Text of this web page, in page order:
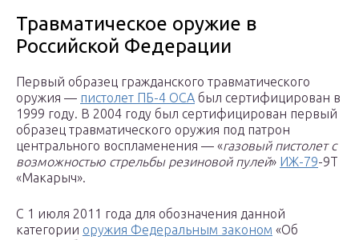
Травматическое оружие в
Российской Федерации
Первый образец гражданского травматического
оружия — пистолет ПБ-4 ОСА был сертифицирован в
1999 году. В 2004 году был сертифицирован первый
образец травматического оружия под патрон
центрального воспламенения — «газовый пистолет с
возможностью стрельбы резиновой пулей» ИЖ-79-9Т
«Макарыч».
С 1 июля 2011 года для обозначения данной
категории оружия Федеральным законом «Об